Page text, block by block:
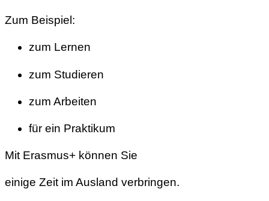
Zum Beispiel:
zum Lernen
zum Studieren
zum Arbeiten
für ein Praktikum
Mit Erasmus+ können Sie
einige Zeit im Ausland verbringen.